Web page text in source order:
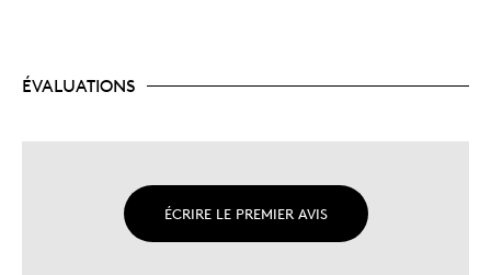
ÉVALUATIONS
ÉCRIRE LE PREMIER AVIS